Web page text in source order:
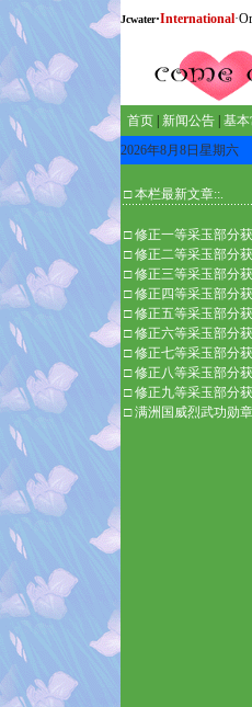
Jcwater·International
首页 新闻公告 基本
2026年8月8日星期六
□ 本栏最新文章::.
□修正一等采玉部分
□修正二等采玉部分
□修正三等采玉部分
□修正四等采玉部分
□修正五等采玉部分
□修正六等采玉部分
□修正七等采玉部分
□修正八等采玉部分
□修正九等采玉部分
□满洲国威烈武功勋